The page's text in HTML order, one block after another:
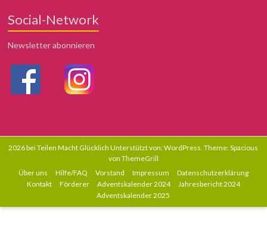
Social-Network
Newsletter abonnieren
2026 beiTeilen Macht Glücklich Unterstützt von:WordPress. Theme: Spacious
von ThemeGrill
Über uns
Hilfe/FAQ Vorstand Impressum
Datenschutzerklärung
Kontakt
Förderer Adventskalender 2024
Jahresbericht 2024
Adventskalender 2025